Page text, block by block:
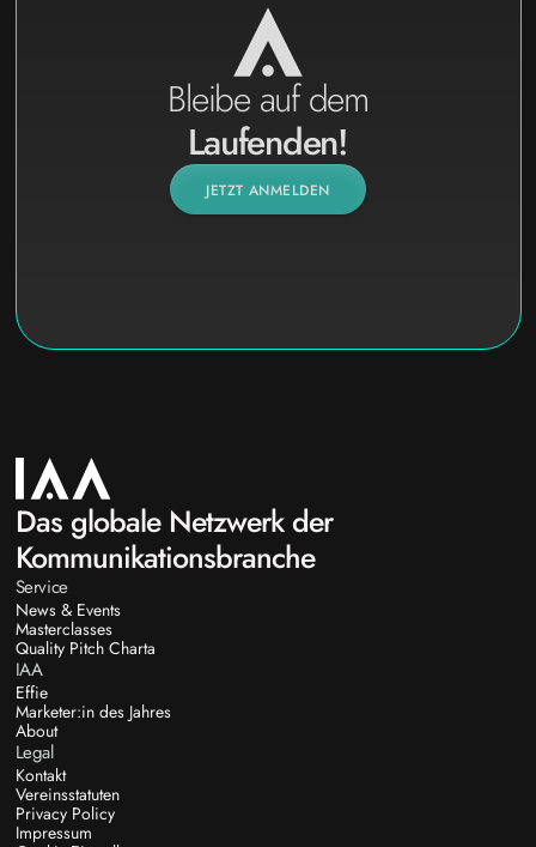
Bleibe auf dem
Laufenden!
JETZT ANMELDEN
Das globale Netzwerk der
Kommunikationsbranche
Service
News & Events
Masterclasses
Quality Pitch Charta
IAA
Effie
Marketer:in des Jahres
About
Legal
Kontakt
Vereinsstatuten
Privacy Policy
Impressum